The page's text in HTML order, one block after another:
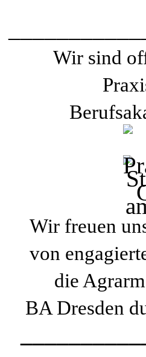
Wir sind
Wir freuen
von
die
BA Dresden